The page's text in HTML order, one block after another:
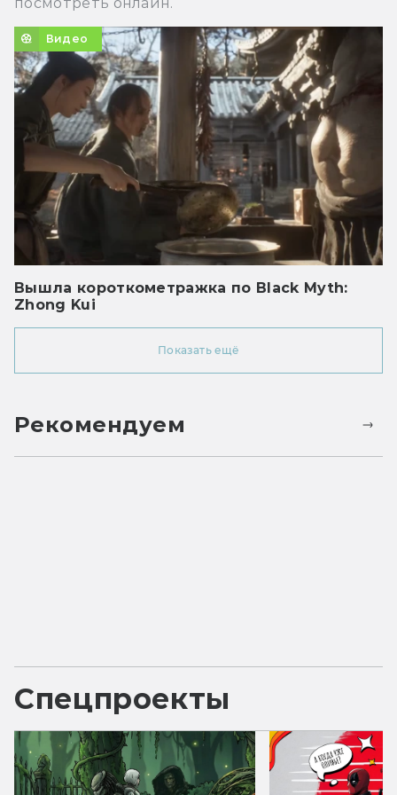
Видео
Вышла короткометражка по Black Myth:
Zhong Kui
Показать ещё
Рекомендуем
Спецпроекты